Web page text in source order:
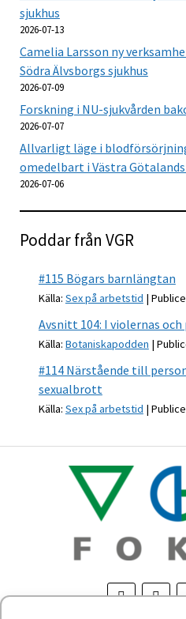
sjukhus
2026-07-13
Camelia Larsson ny
Södra Älvsborgs sjukhus
2026-07-09
Forskning i NU-sjukvården
2026-07-07
Allvarligt läge i
omedelbart i Västra
2026-07-06
Poddar från VGR
#115 Bögars barnlängtan
Källa: Sex på arbetstid
Avsnitt 104: I violernas och
Källa: Botaniskapodden
#114 Närstående till
sexualbrott
Källa: Sex på arbetstid